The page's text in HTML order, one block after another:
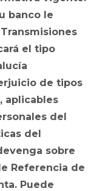
banco le
el tipo
de tipos
aplicables
del
del
sobre
Referencia de
Puede